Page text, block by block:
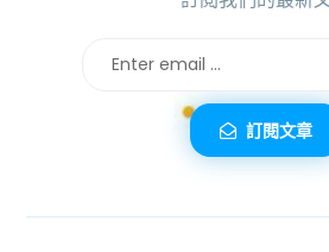
訂閱文章